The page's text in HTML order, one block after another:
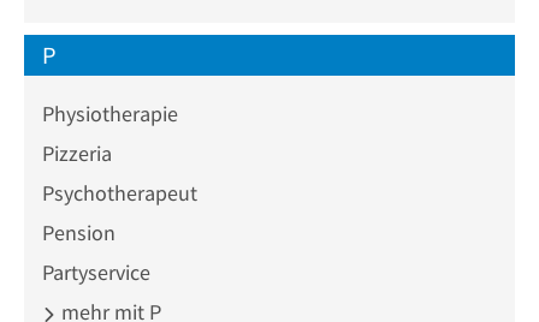
P
Physiotherapie
Pizzeria
Psychotherapeut
Pension
Partyservice
mehr mit P